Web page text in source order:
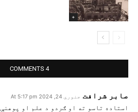
+
4 COMMENTS
صابر شرافت جنوري 24, 2024 At 5:17 pm
استاده تاسو ته او ګردو د علم او